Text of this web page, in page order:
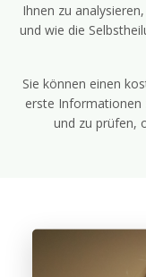
Ihnen zu
und wie die
Sie können einen
erste Informationen
und zu prüfen,